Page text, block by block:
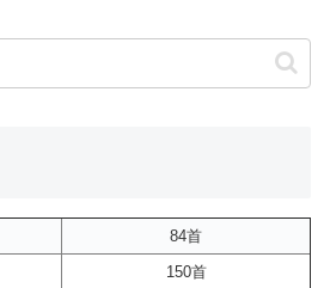
84首
150首